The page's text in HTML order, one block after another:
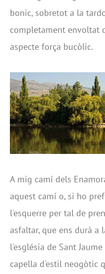
bonic, sobretot a la
completament envoltat
aspecte força bucòlic.
A mig camí dels
aquest camí o, si ho
l'esquerre per tal de
asfaltar, que ens durà a
l'església de Sant
capella d'estil neogòtic